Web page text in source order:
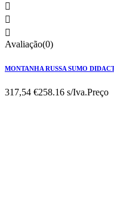



Avaliação(0)
MONTANHA RUSSA SUMO
317,54 €258.16 s/Iva.Preço